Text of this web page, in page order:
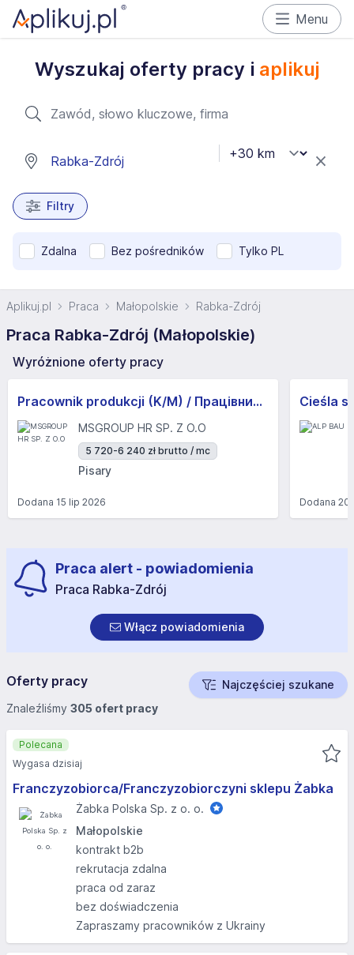
Menu
Wyszukaj oferty pracy i aplikuj
Filtry
Zdalna Bez pośredników Tylko PL
Aplikuj.pl Praca Małopolskie Rabka-Zdrój
Praca Rabka-Zdrój (Małopolskie)
Wyróżnione oferty pracy
Pracownik produkcji (K/M) / Працівники продукції Huber-Suhner (K/M)
MSGROUP HR SP. Z O.O
5 720-6 240 zł brutto / mc
Pisary
Dodana 15 lip 2026
Cieśla
Dodana20
Praca alert - powiadomienia
Praca Rabka-Zdrój
Włącz powiadomienia
Oferty pracy
Najczęściej szukane
Znaleźliśmy 305 ofert pracy
Franczyzobiorca/Franczyzobiorczyni sklepu Żabka
Żabka Polska Sp. z o. o.
Małopolskie
kontrakt b2b
rekrutacja zdalna
praca od zaraz
bez doświadczenia
Zapraszamy pracowników z Ukrainy
Polecana
Wygasa dzisiaj